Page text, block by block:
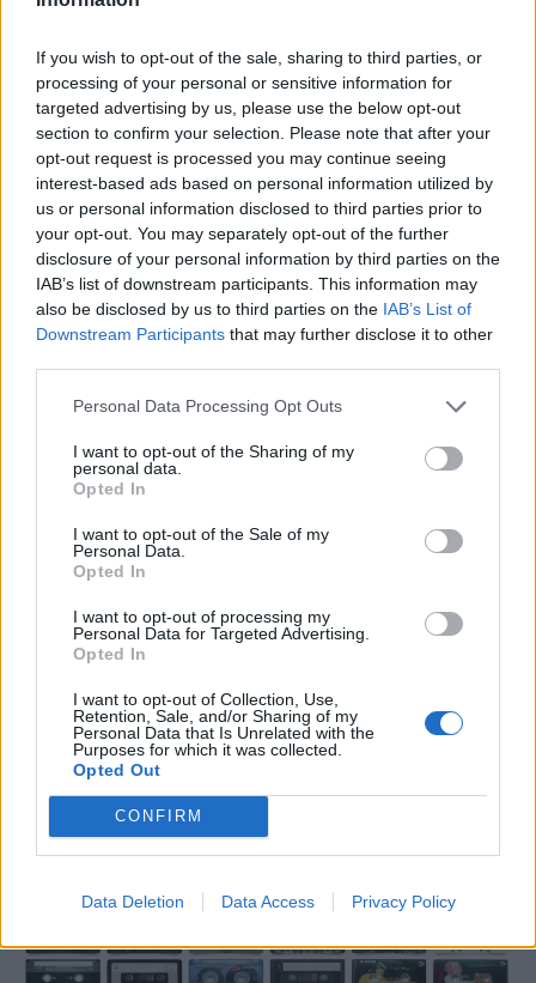
If you wish to opt-out of the sale, sharing to third parties, or
processing of your personal or sensitive information for
targeted advertising by us, please use the below opt-out
section to confirm your selection. Please note that after your
opt-out request is processed you may continue seeing
interest-based ads based on personal information utilized by
us or personal information disclosed to third parties prior to
your opt-out. You may separately opt-out of the further
disclosure of your personal information by third parties on the
IAB’s list of downstream participants. This information may
also be disclosed by us to third parties on the IAB’s List of
Downstream Participants that may further disclose it to other
Personal Data Processing Opt Outs
I want to opt-out of the Sharing of my
personal data.
Opted In
I want to opt-out of the Sale of my
Personal Data.
Opted In
I want to opt-out of processing my
Personal Data for Targeted Advertising.
Opted In
I want to opt-out of Collection, Use,
Retention, Sale, and/or Sharing of my
Personal Data that Is Unrelated with the
Purposes for which it was collected.
Opted Out
CONFIRM
Data Deletion Data Access Privacy Policy
Το καλλιτεχνικό δίδυμο Craig & Karl δημιούργησε
χρωματιστές παρεμβάσεις για αρκετές πεζογέφυρες στο
Μπρίσμπεϊν της Αυστραλίας, ενσωματώνοντας καμάρες και
θόλους που ανταποκρίνονται στη μοναδική αρχιτε
Design
Gustaf Westman x IKEA: Μια συνεργασία
με πολύχρωμα επιτραπέζια αντικείμενα
18.09.25
ψυχαγωγική πανδαισία design που περιλαμβάνει πιάτα,
φλιτζάνια και φωτισμό.